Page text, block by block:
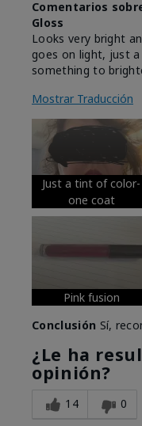
Comentarios
Gloss
Looks very bright
goes on light, just
something to
Mostrar Traducción
Just a tint of color-
one coat
Pink fusion
Conclusión Sí,
¿Le ha
opinión?
14 0